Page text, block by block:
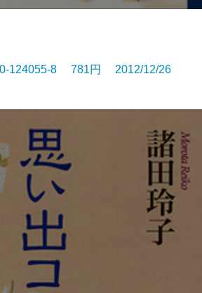
124055-8 781円 2012/12/26